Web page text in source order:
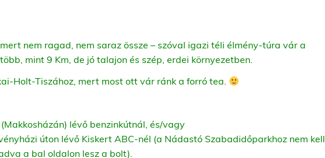
nem ragad, nem saraz össze – szóval igazi téli élmény-túra vár a
mint 9 Km, de jó talajon és szép, erdei környezetben.
Holt-Tiszához, mert most ott vár ránk a forró tea.
lévő benzinkútnál, és/vagy
úton lévő Kiskert ABC-nél (a Nádastó Szabadidőparkhoz nem kell
a bal oldalon lesz a bolt).